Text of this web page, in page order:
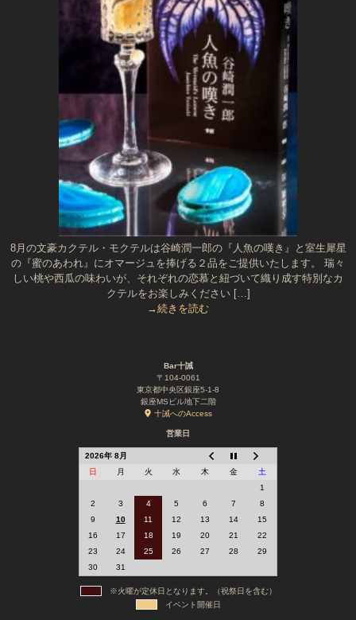
8月の文豪カクテル・モクテルは谷崎潤一郎の『人魚の嘆き』と室生犀星
の『蜜のあわれ』にオマージュを捧げる２品をご提供いたします。 瑞々
しい桃や西瓜の味わいが、それぞれの恋慕と紐づいて織り成す特別なカ
クテルをお楽しみください […]
→続きを読む
Bar十誡
〒104-0061
東京都中央区銀座5-1-8
銀座MSビル地下二階
十誡へのAccess
営業日
2026年 8月
日
月 火 水 木 金
土
1
2
3 4 5 6 7
8
9
10 11 12 13 14
15
16
17 18 19 20 21
22
23
24 25 26 27 28
29
30
31
※火曜が定休日となります。（祝祭日を含む）
イベント開催日